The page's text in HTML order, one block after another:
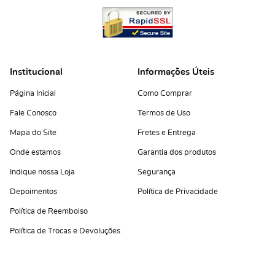
Institucional
Página Inicial
Fale Conosco
Mapa do Site
Onde estamos
Indique nossa Loja
Depoimentos
Política de Reembolso
Política de Trocas e Devoluções
Informações Úteis
Como Comprar
Termos de Uso
Fretes e Entrega
Garantia dos produtos
Segurança
Política de Privacidade